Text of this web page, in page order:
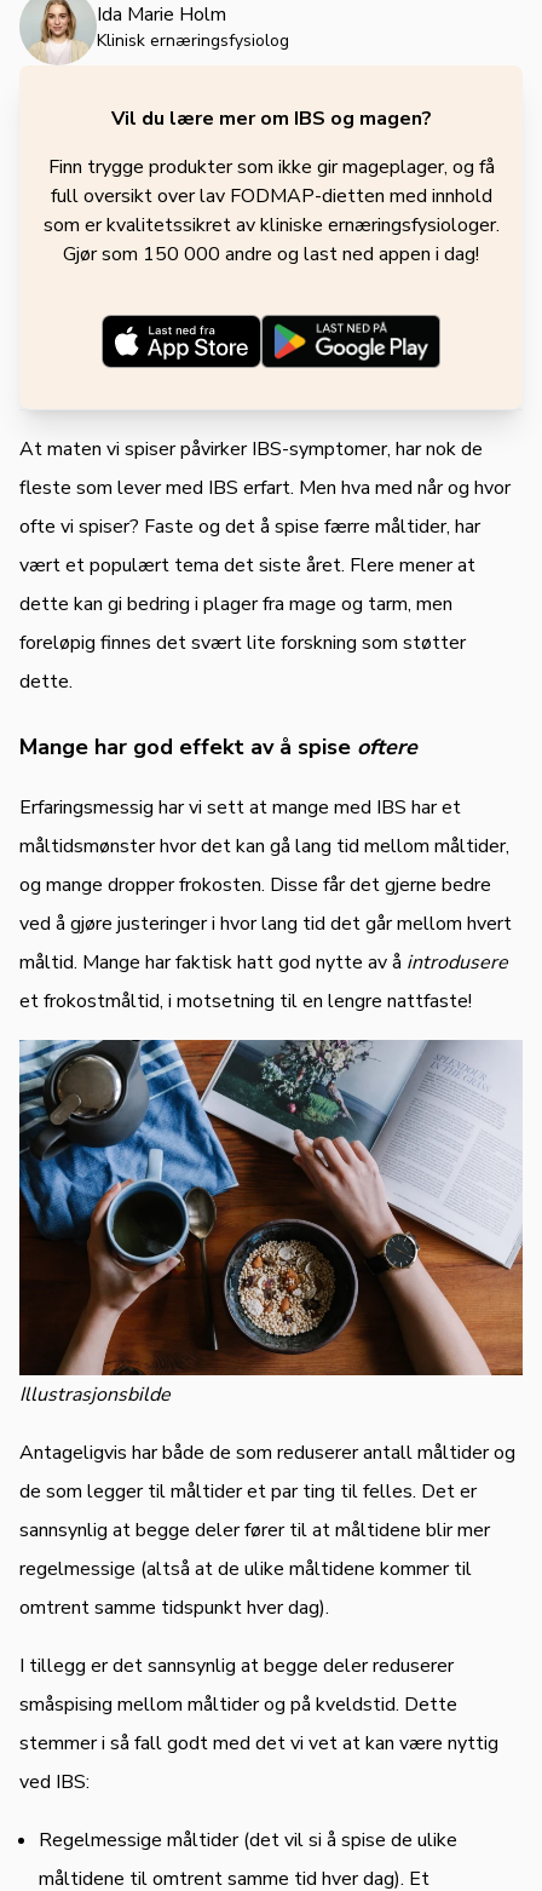
Ida Marie Holm
Klinisk ernæringsfysiolog
Vil du lære mer om IBS og magen?
Finn trygge produkter som ikke gir mageplager, og få
full oversikt over lav FODMAP-dietten med innhold
som er kvalitetssikret av kliniske ernæringsfysiologer.
Gjør som 150 000 andre og last ned appen i dag!
At maten vi spiser påvirker IBS-symptomer, har nok de
fleste som lever med IBS erfart. Men hva med når og hvor
ofte vi spiser? Faste og det å spise færre måltider, har
vært et populært tema det siste året. Flere mener at
dette kan gi bedring i plager fra mage og tarm, men
foreløpig finnes det svært lite forskning som støtter
dette.
Mange har god effekt av å spise oftere
Erfaringsmessig har vi sett at mange med IBS har et
måltidsmønster hvor det kan gå lang tid mellom måltider,
og mange dropper frokosten. Disse får det gjerne bedre
ved å gjøre justeringer i hvor lang tid det går mellom hvert
måltid. Mange har faktisk hatt god nytte av å introdusere
et frokostmåltid, i motsetning til en lengre nattfaste!
Illustrasjonsbilde
Antageligvis har både de som reduserer antall måltider og
de som legger til måltider et par ting til felles. Det er
sannsynlig at begge deler fører til at måltidene blir mer
regelmessige (altså at de ulike måltidene kommer til
omtrent samme tidspunkt hver dag).
I tillegg er det sannsynlig at begge deler reduserer
småspising mellom måltider og på kveldstid. Dette
stemmer i så fall godt med det vi vet at kan være nyttig
ved IBS:
Regelmessige måltider (det vil si å spise de ulike
måltidene til omtrent samme tid hver dag). Et